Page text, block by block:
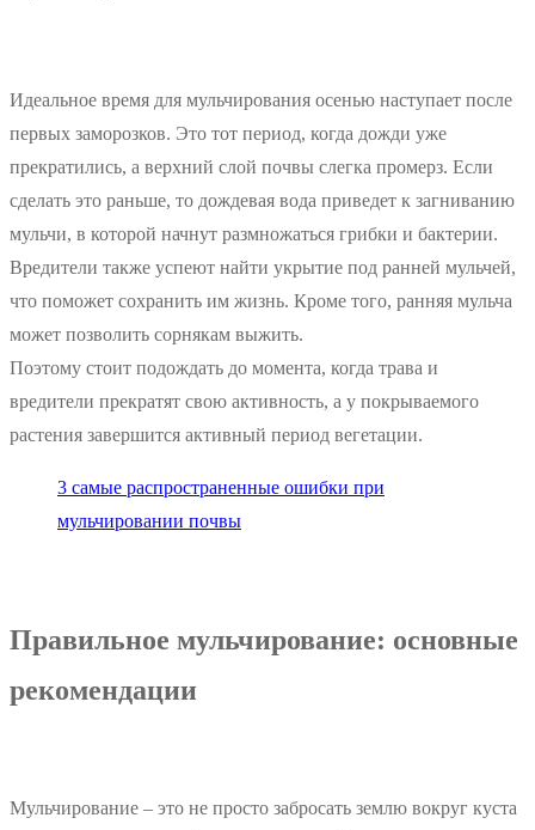
Идеальное время для мульчирования осенью наступает после
первых заморозков. Это тот период, когда дожди уже
прекратились, а верхний слой почвы слегка промерз. Если
сделать это раньше, то дождевая вода приведет к загниванию
мульчи, в которой начнут размножаться грибки и бактерии.
Вредители также успеют найти укрытие под ранней мульчей,
что поможет сохранить им жизнь. Кроме того, ранняя мульча
может позволить сорнякам выжить.
Поэтому стоит подождать до момента, когда трава и
вредители прекратят свою активность, а у покрываемого
растения завершится активный период вегетации.
3 самые распространенные ошибки при
мульчировании почвы
Правильное мульчирование: основные
рекомендации
Мульчирование – это не просто забросать землю вокруг куста